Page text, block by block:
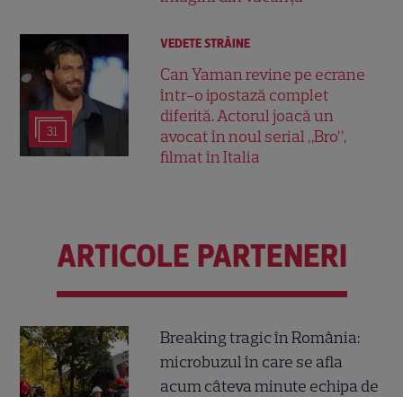
31
VEDETE STRĂINE
Can Yaman revine pe ecrane
într-o ipostază complet
diferită. Actorul joacă un
avocat în noul serial „Bro”,
filmat în Italia
ARTICOLE PARTENERI
Breaking tragic în România:
microbuzul în care se afla
acum câteva minute echipa de